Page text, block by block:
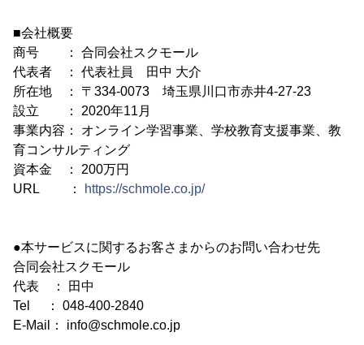
■会社概要
商号 ： 合同会社スクモール
代表者 ： 代表社員 田中 大介
所在地 ： 〒334-0073 埼玉県川口市赤井4-27-23
設立 ： 2020年11月
事業内容： オンライン学習事業、学校教育支援事業、教
育コンサルティング
資本金 ： 200万円
URL ：
https://schmole.co.jp/
●本サービスに関するお客さまからのお問い合わせ先
合同会社スクモール
代表 ： 田中
Tel ： 048-400-2840
E-Mail： info@schmole.co.jp